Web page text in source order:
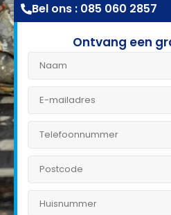
Bel ons : 085 060 2857
Ontvang een